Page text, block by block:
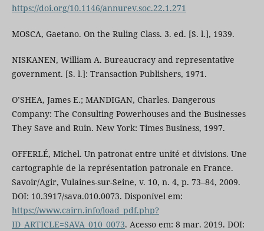
https://doi.org/10.1146/annurev.soc.22.1.271
MOSCA, Gaetano. On the Ruling Class. 3. ed. [S. l.], 1939.
NISKANEN, William A. Bureaucracy and representative
government. [S. l.]: Transaction Publishers, 1971.
O’SHEA, James E.; MANDIGAN, Charles. Dangerous
Company: The Consulting Powerhouses and the Businesses
They Save and Ruin. New York: Times Business, 1997.
OFFERLÉ, Michel. Un patronat entre unité et divisions. Une
cartographie de la représentation patronale en France.
Savoir/Agir, Vulaines-sur-Seine, v. 10, n. 4, p. 73–84, 2009.
DOI: 10.3917/sava.010.0073. Disponível em:
https://www.cairn.info/load_pdf.php?
ID_ARTICLE=SAVA_010_0073. Acesso em: 8 mar. 2019. DOI: